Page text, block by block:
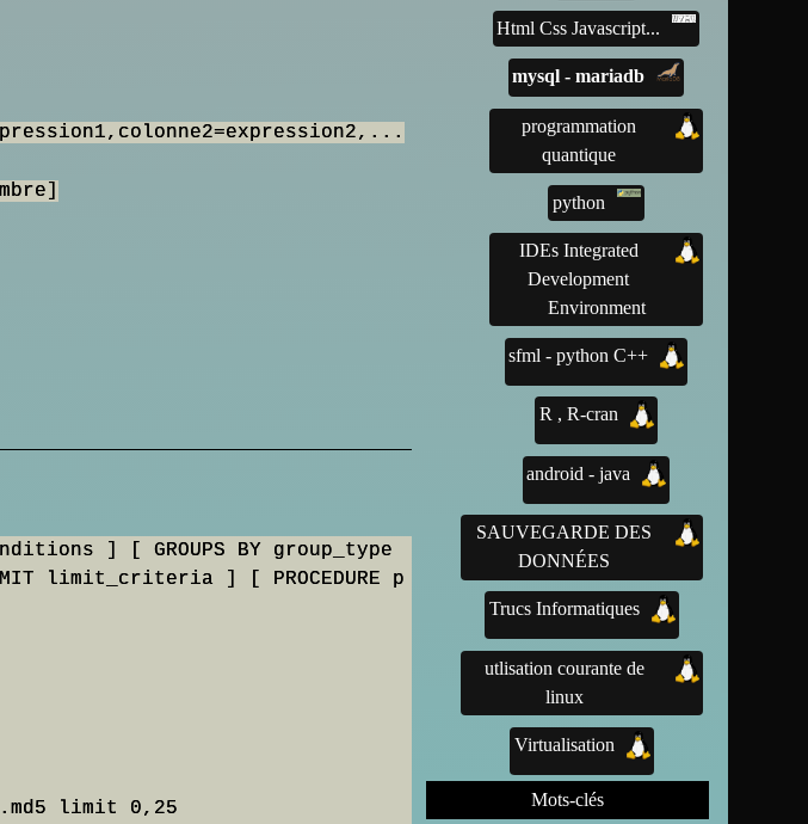
] [ GROUPS BY group_type
limit_criteria ] [ PROCEDURE p
limit 0,25
Html Css Javascript...
mysql - mariadb
programmation
quantique
python
IDEs Integrated
Development
Environment
sfml - python C++
R , R-cran
android - java
SAUVEGARDE DES
DONNÉES
Trucs Informatiques
utlisation courante de
linux
Virtualisation
Mots-clés